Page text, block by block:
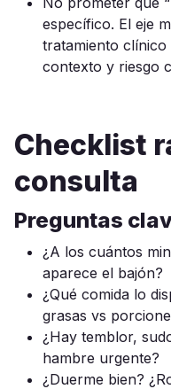
específico. El eje
tratamiento clínico
contexto y riesgo
Checklist
consulta
Preguntas
¿A los cuántos
aparece el bajón?
¿Qué comida lo
grasas vs
¿Hay temblor,
hambre urgente?
¿Duerme bien?